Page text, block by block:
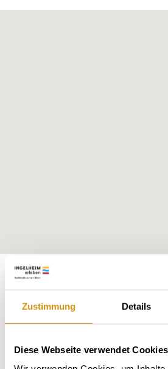
Zustimmung Details
Diese Webseite verwendet Cookies